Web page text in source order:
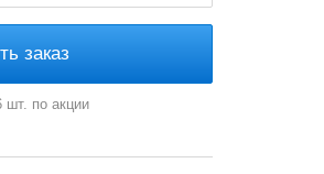
заказ
шт. по акции